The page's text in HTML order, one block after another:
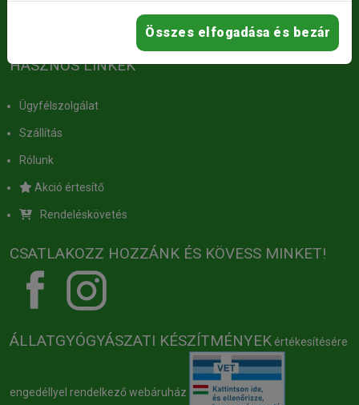
Panasz bejelentése
HASZNOS LINKEK
Ügyfélszolgálat
Szállítás
Rólunk
Akció értesítő
Rendeléskövetés
CSATLAKOZZ HOZZÁNK ÉS KÖVESS MINKET!
ÁLLATGYÓGYÁSZATI KÉSZÍTMÉNYEK értékesítésére
engedéllyel rendelkező webáruház
Összes elfogadása és bezár